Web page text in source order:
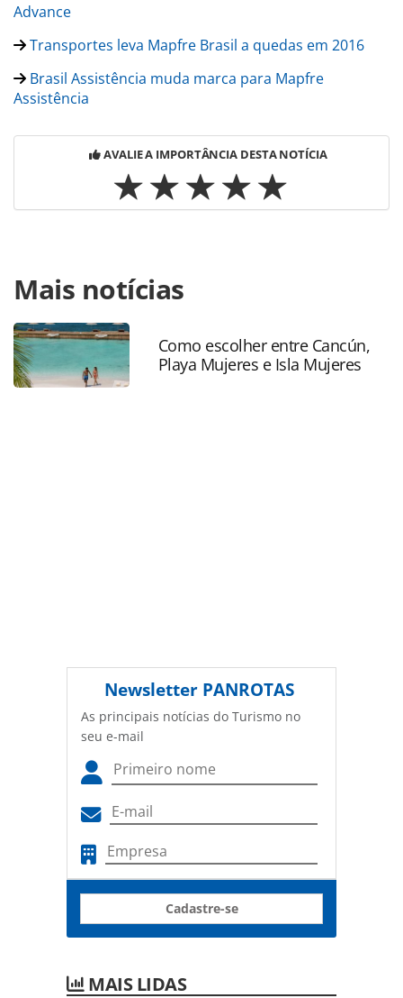
Advance
Transportes leva Mapfre Brasil a quedas em 2016
Brasil Assistência muda marca para Mapfre
Assistência
AVALIE A IMPORTÂNCIA DESTA NOTÍCIA
https://www.panrotas.com.br/gente/movimentacao/2018/
anuncia-eduardo-sena-como-ceo-no-brasil_154452.html ou
as ferramentas oferecidas na página. Todo o conteúdo
produzido pela PANROTAS Editora é protegido pela
legislação brasileira sobre direito autoral. Não reproduza o
conteúdo sem autorização da PANROTAS Editora
Mais notícias
Como escolher entre Cancún,
Playa Mujeres e Isla Mujeres
Newsletter PANROTAS
As principais notícias do Turismo no
seu e-mail
Cadastre-se
MAIS LIDAS